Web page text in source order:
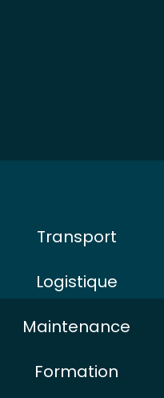
Transport
Logistique
Maintenance
Formation